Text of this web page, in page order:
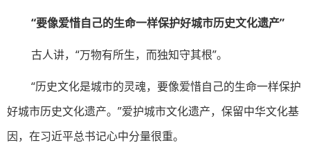
“要像爱惜自己的生命一样保护好城市历史文化遗产”
古人讲，“万物有所生，而独知守其根”。
“历史文化是城市的灵魂，要像爱惜自己的生命一样保护
好城市历史文化遗产。”爱护城市文化遗产，保留中华文化基
因，在习近平总书记心中分量很重。